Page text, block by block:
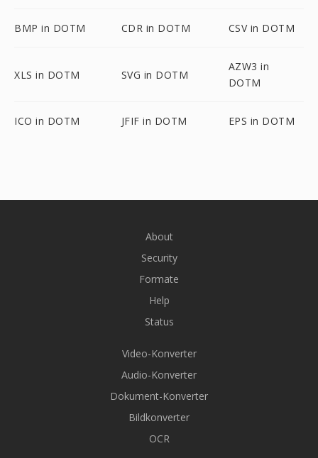
BMP in DOTM CDR in DOTM CSV in DOTM
XLS in DOTM SVG in DOTM
AZW3 in
DOTM
ICO in DOTM JFIF in DOTM EPS in DOTM
About
Security
Formate
Help
Status
Video-Konverter
Audio-Konverter
Dokument-Konverter
Bildkonverter
OCR